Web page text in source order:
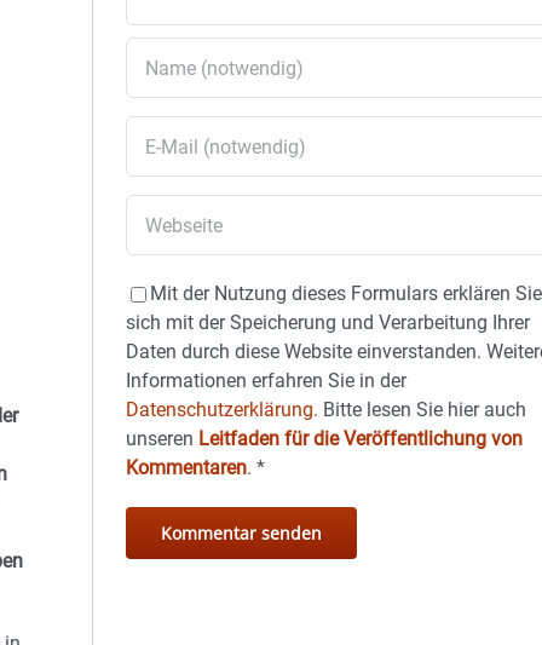
Mit der Nutzung dieses Formulars erklären Sie
sich mit der Speicherung und Verarbeitung Ihrer
Daten durch diese Website einverstanden.
Informationen erfahren Sie in der
Datenschutzerklärung. Bitte lesen Sie hier auch
unseren Leitfaden für die Veröffentlichung von
Kommentaren.*